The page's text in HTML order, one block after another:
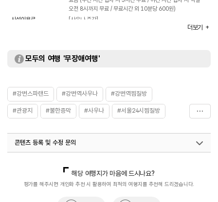
오전 8시까지 무료 / 무료시간 외 10분당 600원)
시설이용료
[사우나 주간]
- 대인 14,000원
- 소인(7세 이하) 10,000원
- 소인(7세 이하) 12,000원
※ 사우나 이용 시 입실 후 6시간이 경과되면 시간당
1,000원씩 추가요금 발생
※ 찜질방 이용 시 입실 후 15시간이 경과되면 시간당
더보기
모두의 여행 '무장애여행'
#강변스파랜드 #강변역사우나 #강변역찜질방
#관광지 #불한증막 #사우나 #서울24시찜질방
#연인과함께 #연중무휴
콘텐츠 등록 및 수정 문의
해당 여행지가 마음에 드시나요?
평가를 해주시면 개인화 추천 시 활용하여 최적의 여행지를 추천해 드리겠습니다.